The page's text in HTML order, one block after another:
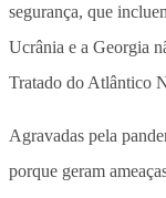
segurança, que
Ucrânia e a Georgia
Tratado do Atlântico
Agravadas pela
porque geram